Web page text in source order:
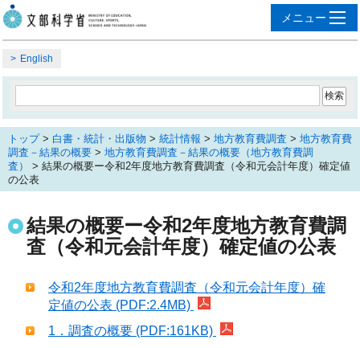
English
トップ> 白書・統計・出版物 > 統計情報 > 地方教育費調査 > 地方教育費
調査－結果の概要 > 地方教育費調査－結果の概要（地方教育費調
査）
> 結果の概要ー令和2年度地方教育費調査（令和元会計年度）確定値
の公表
結果の概要ー令和2年度地方教育費調
査（令和元会計年度）確定値の公表
令和2年度地方教育費調査（令和元会計年度）確
定値の公表 (PDF:2.4MB)
1．調査の概要 (PDF:161KB)